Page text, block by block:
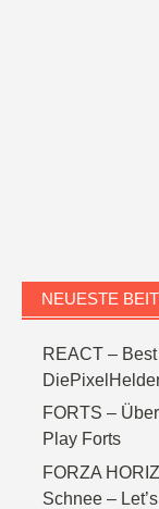
NEUESTE
REACT –
FORTS –
Play Forts
FORZA
Schnee –